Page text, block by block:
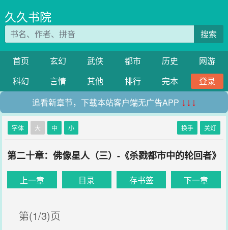
久久书院
搜索
首页 玄幻 武侠 都市 历史
网游
科幻
言情 其他 排行 完本
登录
追看新章节，下载本站客户端无广告APP ↓↓↓
字体 大 中 小 换手 关灯
第二十章：佛像星人（三）-《杀戮都市中的轮回者》
上一章 目录 存书签 下一章
第(1/3)页